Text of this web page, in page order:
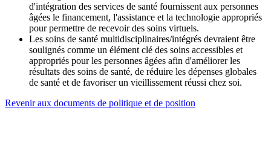
d'intégration des services de santé fournissent aux personnes
âgées le financement, l'assistance et la technologie appropriés
pour permettre de recevoir des soins virtuels.
Les soins de santé multidisciplinaires/intégrés devraient être
soulignés comme un élément clé des soins accessibles et
appropriés pour les personnes âgées afin d'améliorer les
résultats des soins de santé, de réduire les dépenses globales
de santé et de favoriser un vieillissement réussi chez soi.
Revenir aux documents de politique et de position